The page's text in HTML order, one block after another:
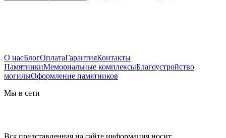
О насБлогОплатаГарантияКонтакты
ПамятникиМемориальные комплексыБлагоустройство
могилыОформление памятников
Мы в сети
Вся представленная на сайте информация носит